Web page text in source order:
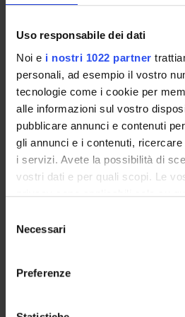
Uso responsabile dei dati
Noi e i nostri 1022 partner
personali, ad esempio il vostro
tecnologie come i cookie per
alle informazioni sul vostro
pubblicare annunci e contenuti
gli annunci e i contenuti,
i servizi. Avete la possibilità di
vostri dati e per quali scopi. Le
privacy sono applicabili solo su
modificare o revocare il proprio
momento dalla Dichiarazione sui
delNecessari
Preferenze
10 iscrivibili
Possibilità di iscrizione a tempo
No
Tasse e contributi
€ 1.902,00:
I rata € 352,00 entro la scadenza
II rata € 775,00 entro 31/03/2026;